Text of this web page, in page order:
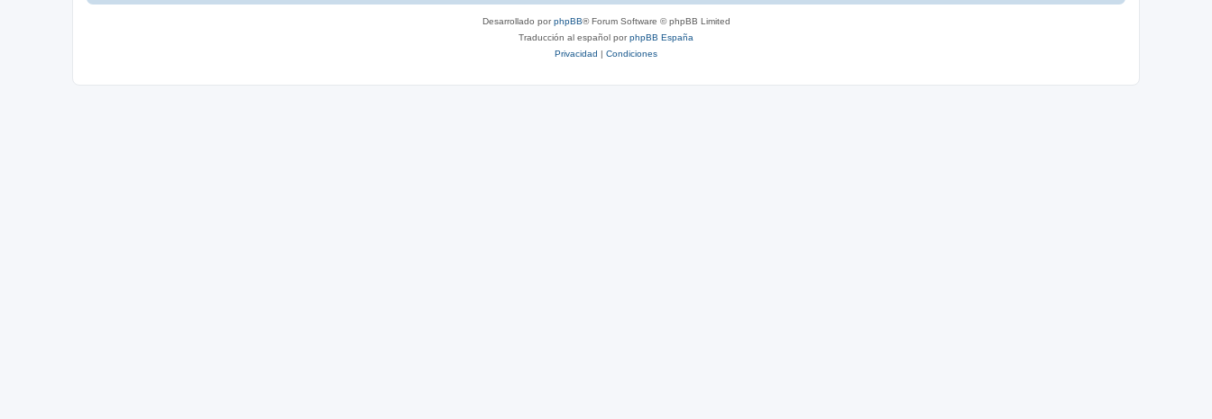
Desarrollado porphpBB® Forum Software © phpBB Limited
Traducción al español porphpBB España
Privacidad | Condiciones